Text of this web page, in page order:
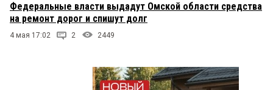
Федеральные власти выдадут Омской области средства
на ремонт дорог и спишут долг
4 мая 17:02 2 2449